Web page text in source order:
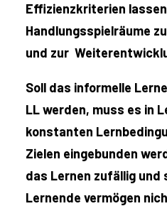
Effizienzkriterien
Handlungsspielräume
und zur
Soll das informelle
LL werden, muss es in
konstanten
Zielen eingebunden
das Lernen zufällig und
Lernende vermögen